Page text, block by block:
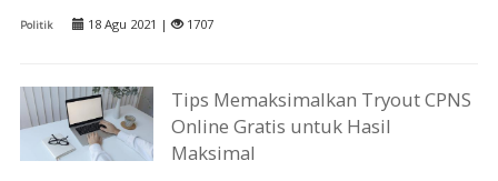
Politik 18 Agu 2021 | 1707
Tips Memaksimalkan Tryout CPNS
Online Gratis untuk Hasil
Maksimal